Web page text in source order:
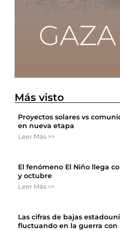
Más visto
Proyectos solares vs
en nueva etapa
Leer Más >>
El fenómeno El Niño llega
y octubre
Leer Más >>
Las cifras de bajas
fluctuando en la guerra con